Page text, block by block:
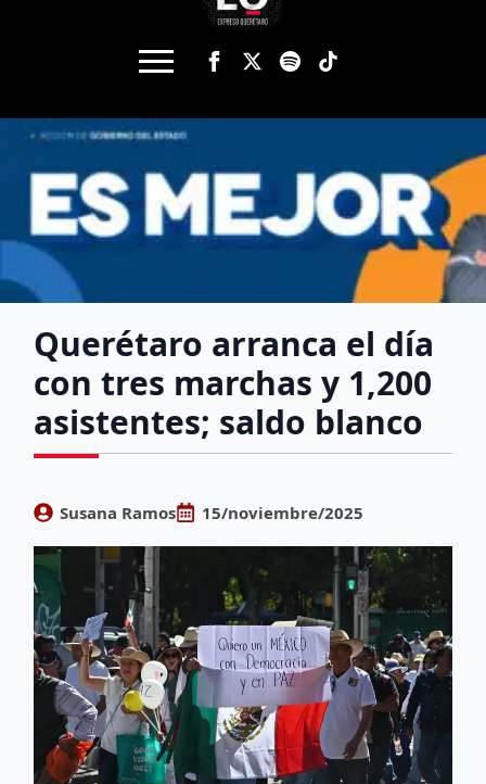
Querétaro arranca el día
con tres marchas y 1,200
asistentes; saldo blanco
Susana Ramos 15/noviembre/2025